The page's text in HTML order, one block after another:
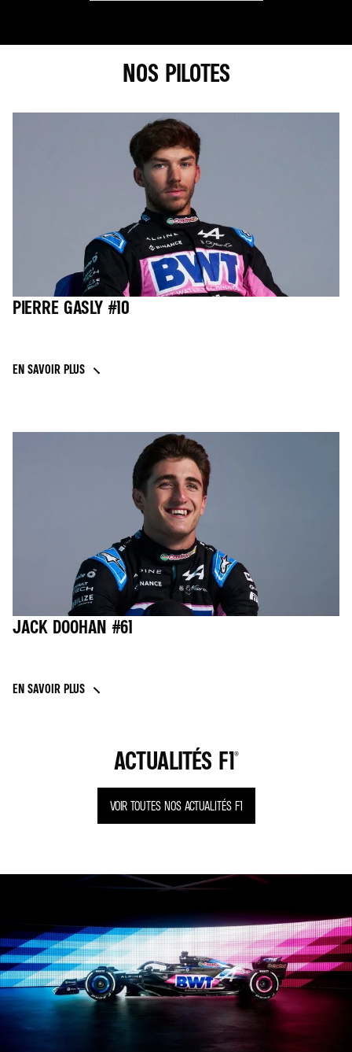
NOS PILOTES
PIERRE GASLY #10
EN SAVOIR PLUS
JACK DOOHAN #61
EN SAVOIR PLUS
ACTUALITÉS F1®
VOIR TOUTES NOS ACTUALITÉS F1